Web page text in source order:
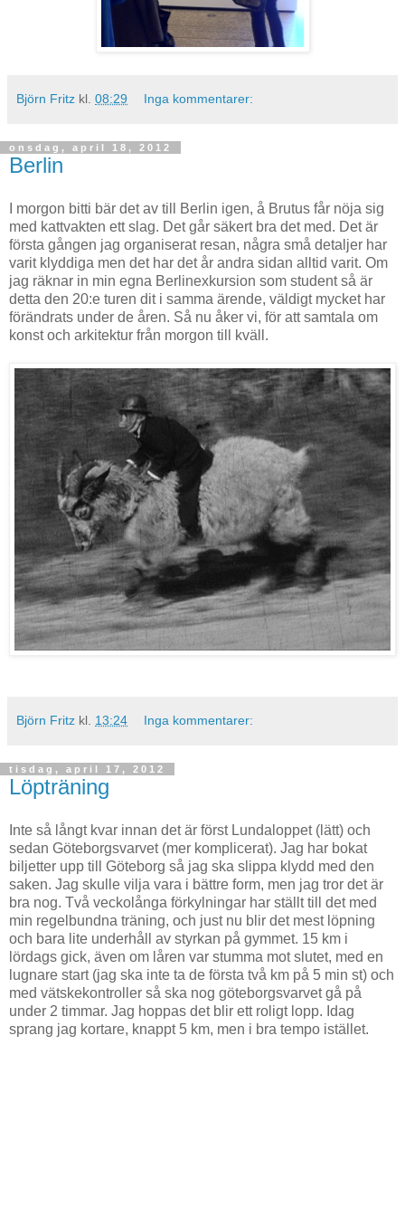
Björn Fritz kl. 08:29 Inga kommentarer:
onsdag, april 18, 2012
Berlin
I morgon bitti bär det av till Berlin igen, å Brutus får nöja sig
med kattvakten ett slag. Det går säkert bra det med. Det är
första gången jag organiserat resan, några små detaljer har
varit klyddiga men det har det år andra sidan alltid varit. Om
jag räknar in min egna Berlinexkursion som student så är
detta den 20:e turen dit i samma ärende, väldigt mycket har
förändrats under de åren. Så nu åker vi, för att samtala om
konst och arkitektur från morgon till kväll.
Björn Fritz kl. 13:24 Inga kommentarer:
tisdag, april 17, 2012
Löpträning
Inte så långt kvar innan det är först Lundaloppet (lätt) och
sedan Göteborgsvarvet (mer komplicerat). Jag har bokat
biljetter upp till Göteborg så jag ska slippa klydd med den
saken. Jag skulle vilja vara i bättre form, men jag tror det är
bra nog. Två veckolånga förkylningar har ställt till det med
min regelbundna träning, och just nu blir det mest löpning
och bara lite underhåll av styrkan på gymmet. 15 km i
lördags gick, även om låren var stumma mot slutet, med en
lugnare start (jag ska inte ta de första två km på 5 min st) och
med vätskekontroller så ska nog göteborgsvarvet gå på
under 2 timmar. Jag hoppas det blir ett roligt lopp. Idag
sprang jag kortare, knappt 5 km, men i bra tempo istället.